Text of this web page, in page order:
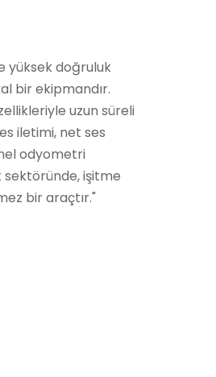
yüksek doğruluk
bir ekipmandır.
uzun süreli
iletimi, net ses
odyometri
sektöründe, işitme
bir araçtır."